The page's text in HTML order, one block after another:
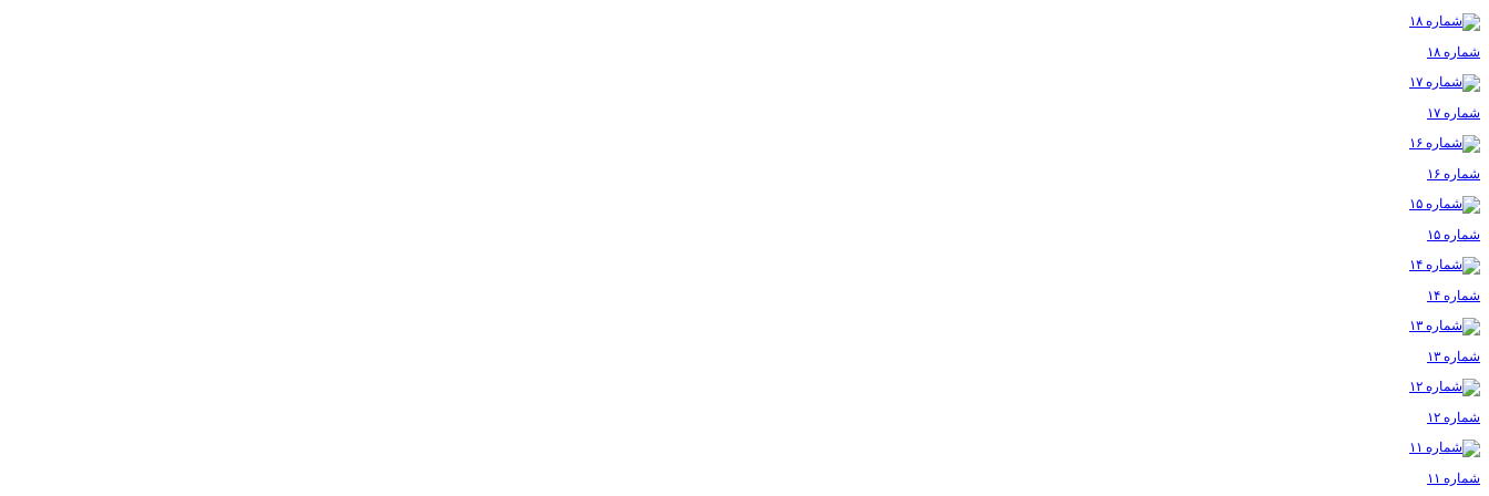
شماره ۱۸
شماره ۱۷
شماره ۱۶
شماره ۱۵
شماره ۱۴
شماره ۱۳
شماره ۱۲
شماره ۱۱